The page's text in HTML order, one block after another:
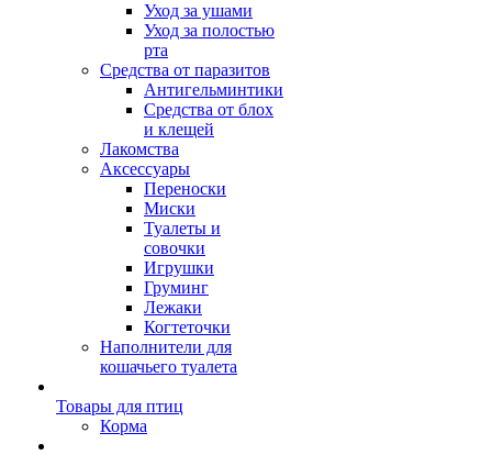
Уход за ушами
Уход за полостью
рта
Средства от паразитов
Антигельминтики
Средства от блох
и клещей
Лакомства
Аксессуары
Переноски
Миски
Туалеты и
совочки
Игрушки
Груминг
Лежаки
Когтеточки
Наполнители для
кошачьего туалета
Товары для птиц
Корма